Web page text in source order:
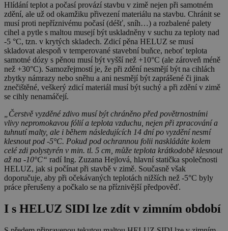
Hlídání teplot a počasí provází stavbu v zimě nejen při samotném
zdění, ale už od okamžiku přivezení materiálu na stavbu. Chránit se
musí proti nepříznivému počasí (déšť, sníh…) a rozbalené palety
cihel a pytle s maltou musejí být uskladněny v suchu za teploty nad
-5 °C, tzn. v krytých skladech. Zdicí pěna HELUZ se musí
skladovat alespoň v temperované stavební buňce, neboť teplota
samotné dózy s pěnou musí být vyšší než +10°C (ale zároveň méně
než +30°C). Samozřejmostí je, že při zdění nesmějí být na cihlách
zbytky námrazy nebo sněhu a ani nesmějí být zaprášené či jinak
znečištěné, veškerý zdicí materiál musí být suchý a při zdění v zimě
se cihly nenamáčejí.
„Čerstvě vyzděné zdivo musí být chráněno před povětrnostními
vlivy nepromokavou fólií a teplota vzduchu, nejen při zpracování a
tuhnutí malty, ale i během následujících 14 dní po vyzdění nesmí
klesnout pod -5°C. Pokud pod ochrannou folii naskládáte kolem
celé zdi polystyrén v min. tl. 5 cm, může teplota krátkodobě klesnout
až na -10°C“ radí Ing. Zuzana Hejlová, hlavní statička společnosti
HELUZ, jak si počínat při stavbě v zimě. Současně však
doporučuje, aby při očekávaných teplotách nižších než -5°C byly
práce přerušeny a počkalo se na příznivější předpověď.
I s HELUZ SIDI lze zdít v zimním období